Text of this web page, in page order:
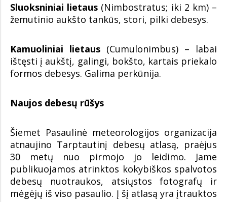
Sluoksniniai lietaus (Nimbostratus; iki 2 km) –
žemutinio aukšto tankūs, stori, pilki debesys.
Kamuoliniai lietaus (Cumulonimbus) – labai
ištęsti į aukštį, galingi, bokšto, kartais priekalo
formos debesys. Galima perkūnija.
Naujos debesų rūšys
Šiemet Pasaulinė meteorologijos organizacija
atnaujino Tarptautinį debesų atlasą, praėjus
30 metų nuo pirmojo jo leidimo. Jame
publikuojamos atrinktos kokybiškos spalvotos
debesų nuotraukos, atsiųstos fotografų ir
mėgėjų iš viso pasaulio. Į šį atlasą yra įtrauktos